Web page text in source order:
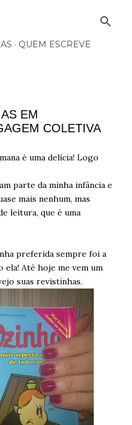
QUEM ESCREVE
EM
COLETIVA
é uma delícia! Logo
parte da minha infância e
mais nenhum, mas
leitura, que é uma
preferida sempre foi a
ela! Até hoje me vem um
suas revistinhas.